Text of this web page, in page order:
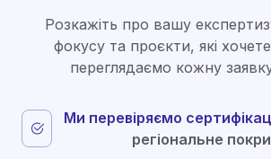
Розкажіть про вашу
фокусу та проєкти, які
переглядаємо кожну
Ми перевіряємо
регіональне